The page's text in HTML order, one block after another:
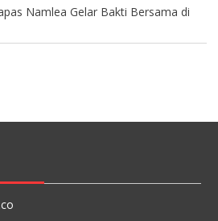
Namlea Gelar Bakti Bersama di